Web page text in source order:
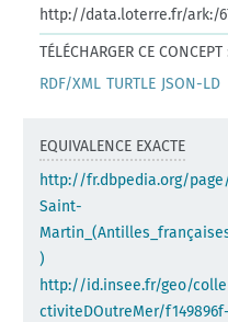
http://data.loterre.fr/ark:/
TÉLÉCHARGER CE CONCEPT
RDF/XML TURTLE JSON-LD
EQUIVALENCE EXACTE
http://fr.dbpedia.org/
Saint-
)
http://id.insee.fr/geo/colle
ctiviteDOutreMer/f149896f-